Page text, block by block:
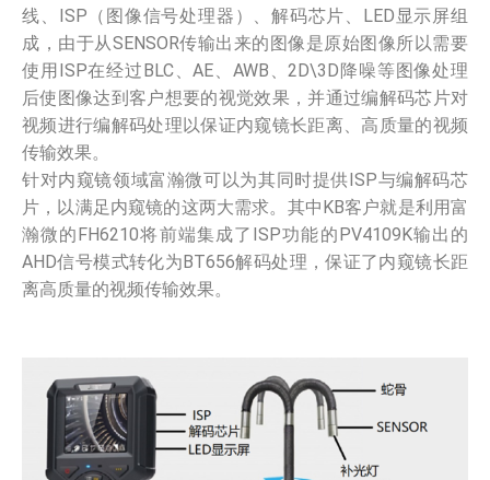
线、ISP（图像信号处理器）、解码芯片、LED显示屏组
成，由于从SENSOR传输出来的图像是原始图像所以需要
使用ISP在经过BLC、AE、AWB、2D\3D降噪等图像处理
后使图像达到客户想要的视觉效果，并通过编解码芯片对
视频进行编解码处理以保证内窥镜长距离、高质量的视频
传输效果。
针对内窥镜领域富瀚微可以为其同时提供ISP与编解码芯
片，以满足内窥镜的这两大需求。其中KB客户就是利用富
瀚微的FH6210将前端集成了ISP功能的PV4109K输出的
AHD信号模式转化为BT656解码处理，保证了内窥镜长距
离高质量的视频传输效果。